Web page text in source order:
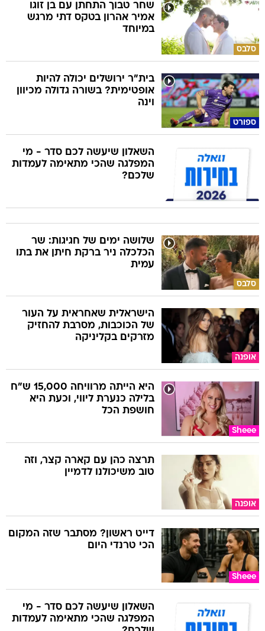
סלבס
שחר טבוך התחתן עם בן זוגו
אמיר אהרון בטקס דתי מרגש
במיוחד
ספורט
בית"ר ירושלים יכולה להיות
אופטימית? בשורה גדולה מכיוון
וינה
השאלון שיעשה לכם סדר - מי
המפלגה שהכי מתאימה לעמדות
שלכם?
סלבס
שלושה ימים של חגיגות: שר
הכלכלה ניר ברקת חיתן את בתו
עמית
אופנה
הישראלית שאחראית על העור
של הכוכבות, מסרבת להחזיק
מזרקים בקליניקה
Sheee
היא הייתה מרוויחה 15,000 ש"ח
בלילה כנערת ליווי, וכעת היא
חושפת הכל
אופנה
תרצה כהן עם קארה קצר, וזה
טוב משיכולנו לדמיין
Sheee
דייט ראשון? מסתבר שזה המקום
הכי טרנדי היום
השאלון שיעשה לכם סדר - מי
המפלגה שהכי מתאימה לעמדות